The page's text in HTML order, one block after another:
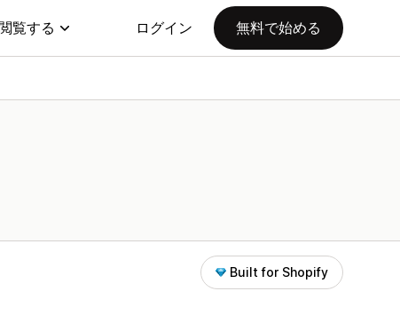
覧する ログイン 無料で始める
Built for Shopify